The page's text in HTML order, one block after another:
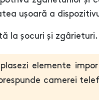
ușoară a
la șocuri și zgârieturi.
elemente
camerei